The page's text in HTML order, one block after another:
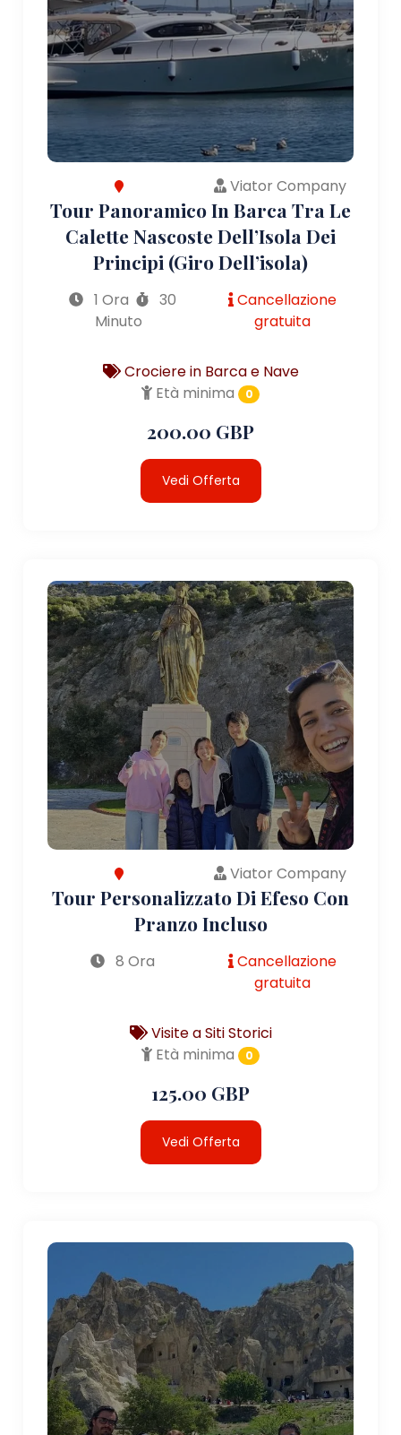
Viator Company
Tour Panoramico In Barca Tra Le
Calette Nascoste Dell’Isola Dei
Principi (giro Dell’isola)
1 Ora
30
Minuto
Cancellazione
gratuita
Crociere in Barca e Nave
Età minima
0
200.00 GBP
Vedi Offerta
Viator Company
Tour Personalizzato Di Efeso Con
Pranzo Incluso
8 Ora
Cancellazione
gratuita
Visite a Siti Storici
Età minima
0
125.00 GBP
Vedi Offerta